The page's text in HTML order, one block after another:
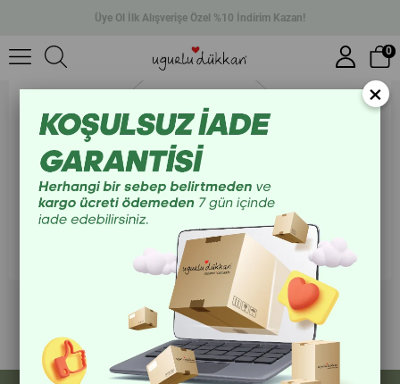
Üye Ol İlk Alışverişe Özel %10 İndirim Kazan!
0
×